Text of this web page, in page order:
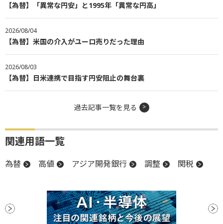
【為替】「異常な円安」と1995年「異常な円高」
2026/08/04
【為替】米国の介入がユーロ売りだった理由
2026/08/03
【為替】日米連携で目指す円安阻止の舞台裏
過去記事一覧を見る
関連用語一覧
為替 高値 アジア開発銀行 調整 関税